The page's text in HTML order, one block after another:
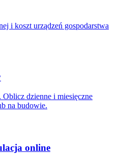
i koszt urządzeń gospodarstwa
dzienne i miesięczne
na budowie.
online